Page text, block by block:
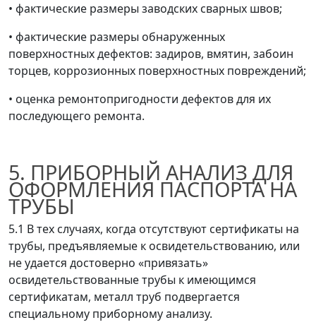
• фактические размеры заводских сварных швов;
• фактические размеры обнаруженных
поверхностных дефектов: задиров, вмятин, забоин
торцев, коррозионных поверхностных повреждений;
• оценка ремонтопригодности дефектов для их
последующего ремонта.
5. ПРИБОРНЫЙ АНАЛИЗ ДЛЯ
ОФОРМЛЕНИЯ ПАСПОРТА НА
ТРУБЫ
5.1 В тех случаях, когда отсутствуют сертификаты на
трубы, предъявляемые к освидетельствованию, или
не удается достоверно «привязать»
освидетельствованные трубы к имеющимся
сертификатам, металл труб подвергается
специальному приборному анализу.